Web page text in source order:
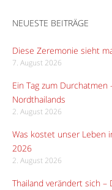
NEUESTE BEITRÄGE
Diese Zeremonie sieht
7. August 2026
Ein Tag zum
Nordthailands
2. August 2026
Was kostet unser Leben
2026
2. August 2026
Thailand verändert sich –